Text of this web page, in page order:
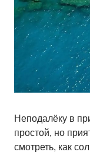
Неподалёку в
простой, но
смотреть, как